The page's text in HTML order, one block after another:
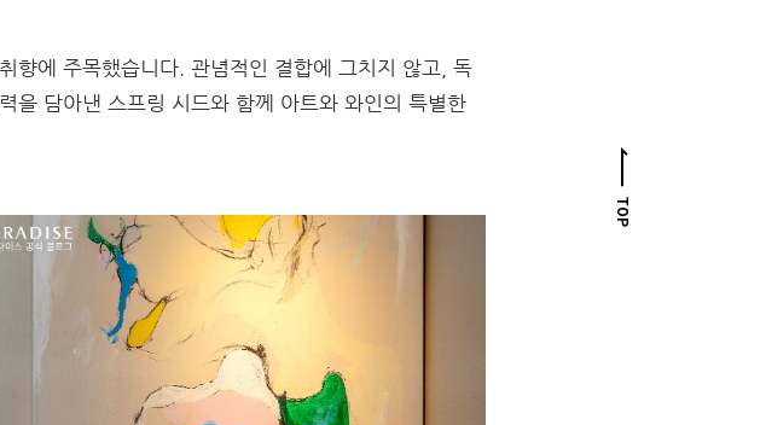
TOP
향에 주목했습니다. 관념적인 결합에 그치지 않고, 독
을 담아낸 스프링 시드와 함께 아트와 와인의 특별한